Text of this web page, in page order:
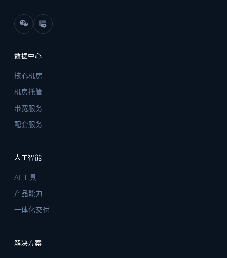
数据中心
核心机房
机房托管
带宽服务
配套服务
人工智能
AI 工具
产品能力
一体化交付
解决方案